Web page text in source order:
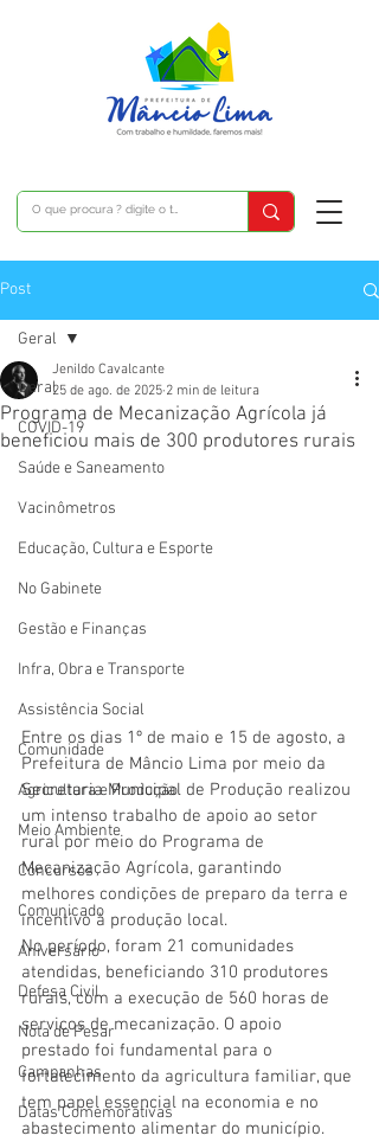
Post
Geral
COVID-19
Saúde e Saneamento
Vacinômetros
Educação, Cultura e Esporte
No Gabinete
Gestão e Finanças
Infra, Obra e Transporte
Assistência Social
Comunidade
Agricultura e Produção
Meio Ambiente
Concursos
Comunicado
Aniversário
Defesa Civil
Nota de Pesar
Campanhas
Datas Comemorativas
Geral
Programa de Mecanização Agrícola já
beneficiou mais de 300 produtores rurais
Jenildo Cavalcante
25 de ago. de 2025 2 min de leitura
Entre os dias 1º de maio e 15 de agosto, a
Prefeitura de Mâncio Lima por meio da
Secretaria Municipal de Produção realizou
um intenso trabalho de apoio ao setor
rural por meio do Programa de
Mecanização Agrícola, garantindo
melhores condições de preparo da terra e
incentivo à produção local.
No período, foram 21 comunidades
atendidas, beneficiando 310 produtores
rurais, com a execução de 560 horas de
serviços de mecanização. O apoio
prestado foi fundamental para o
fortalecimento da agricultura familiar, que
tem papel essencial na economia e no
abastecimento alimentar do município.